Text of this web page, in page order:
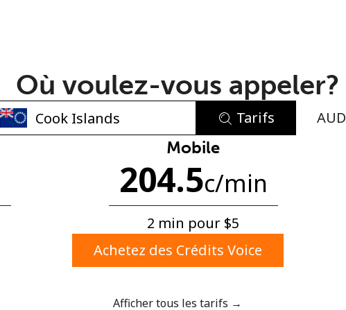
Aucun mot de passe créé
8 caractères minimum
Une lettre majuscule et une lettre minuscule
Un caractère spécial
Où voulez-vous appeler?
Tarifs AUD
Mobile
204.5c/min
2 min pour ⁦$5⁩
Achetez des Crédits Voice
Afficher tous les tarifs →